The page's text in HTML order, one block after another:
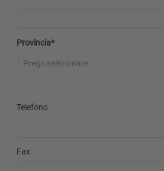
Provincia*
Prego selezionare
Telefono
Fax